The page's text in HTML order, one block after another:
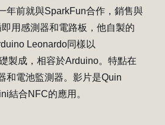
年前就與SparkFun合作，銷售與
用感測器和電路板，他自製的
Leonardo同樣以
製成，相容於Ard​​uino。特點在
和電池監測器。影片是Quin
結合NFC的應用。